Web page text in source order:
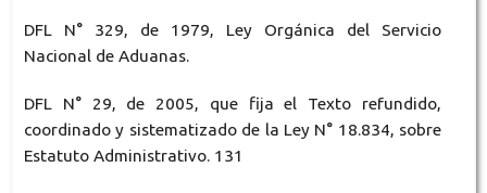
DFL N° 329, de 1979, Ley Orgánica del Servicio
Nacional de Aduanas.
DFL N° 29, de 2005, que fija el Texto refundido,
coordinado y sistematizado de la Ley N° 18.834, sobre
Estatuto Administrativo. 131